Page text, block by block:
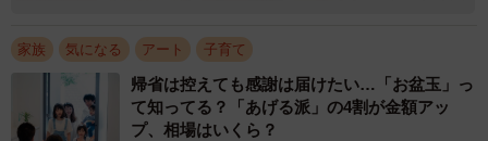
家族 気になる アート 子育て
帰省は控えても感謝は届けたい…「お盆玉」っ
て知ってる？「あげる派」の4割が金額アッ
プ、相場はいくら？